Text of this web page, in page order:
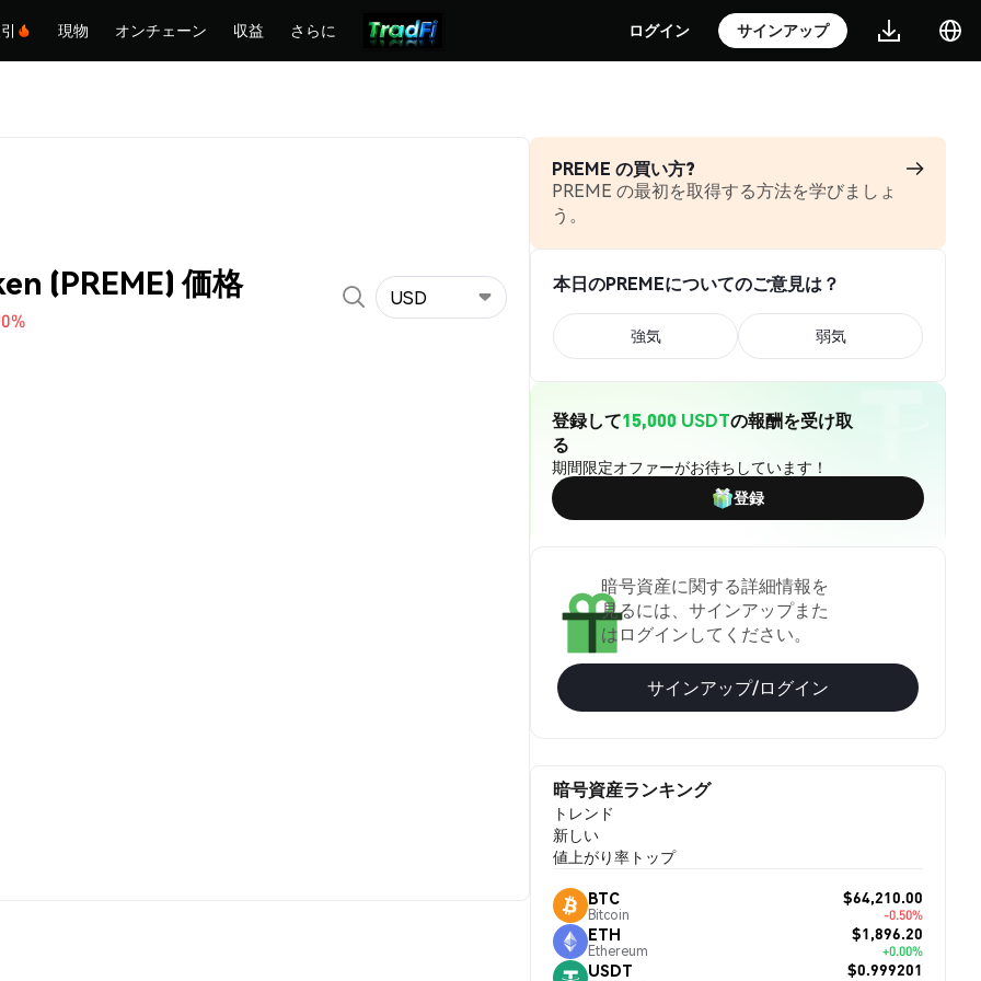
現物 オンチェーン 収益 さらに ログイン サインアップ
(PREME) 価格 USD
PREME の買い方?
PREME の最初を取得する方法を学びましょ
う。
本日のPREMEについてのご意見は？
強気 弱気
登録して15,000 USDTの報酬を受け取
る
期間限定オファーがお待ちしています！
登録
暗号資産に関する詳細情報を
見るには、サインアップまた
はログインしてください。
サインアップ/ログイン
暗号資産ランキング
トレンド
新しい
値上がり率トップ
BTC
Bitcoin
$64,210.00
-0.50%
ETH
Ethereum
$1,896.20
+0.00%
USDT $0.999201